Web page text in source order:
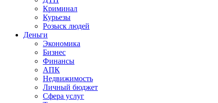
Криминал
Курьезы
Розыск людей
Деньги
Экономика
Бизнес
Финансы
АПК
Недвижимость
Личный бюджет
Сфера услуг